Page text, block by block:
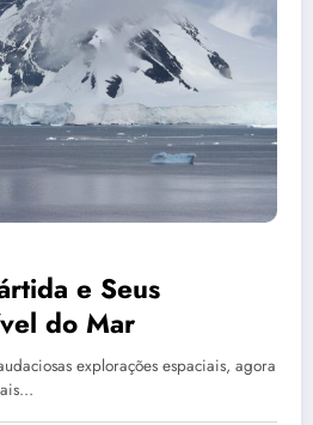
e Seus
do Mar
explorações espaciais, agora